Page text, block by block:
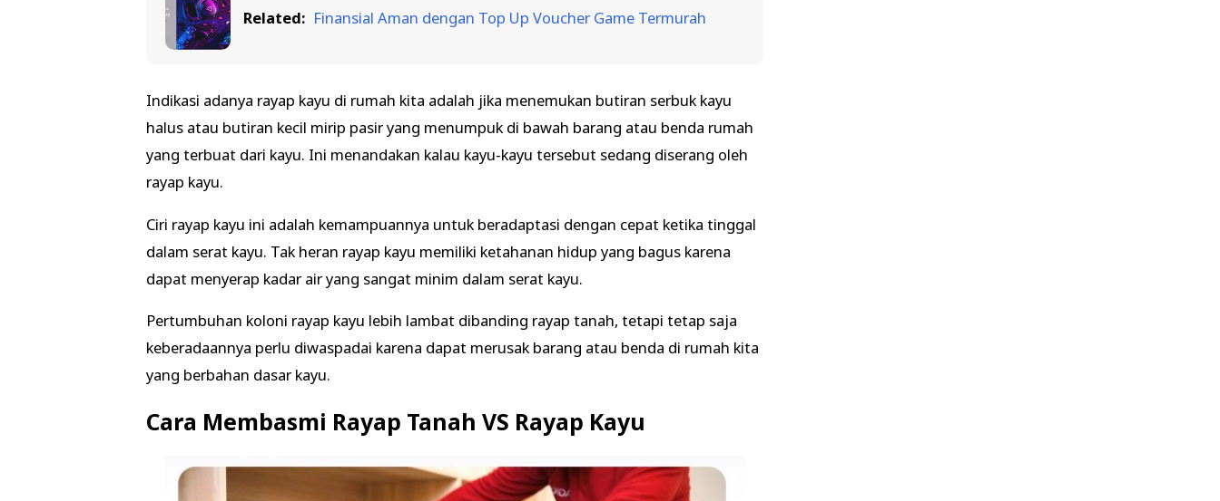
Related: Finansial Aman dengan Top Up Voucher Game Termurah
Indikasi adanya rayap kayu di rumah kita adalah jika menemukan butiran serbuk kayu
halus atau butiran kecil mirip pasir yang menumpuk di bawah barang atau benda rumah
yang terbuat dari kayu. Ini menandakan kalau kayu-kayu tersebut sedang diserang oleh
rayap kayu.
Ciri rayap kayu ini adalah kemampuannya untuk beradaptasi dengan cepat ketika tinggal
dalam serat kayu. Tak heran rayap kayu memiliki ketahanan hidup yang bagus karena
dapat menyerap kadar air yang sangat minim dalam serat kayu.
Pertumbuhan koloni rayap kayu lebih lambat dibanding rayap tanah, tetapi tetap saja
keberadaannya perlu diwaspadai karena dapat merusak barang atau benda di rumah kita
yang berbahan dasar kayu.
Cara Membasmi Rayap Tanah VS Rayap Kayu